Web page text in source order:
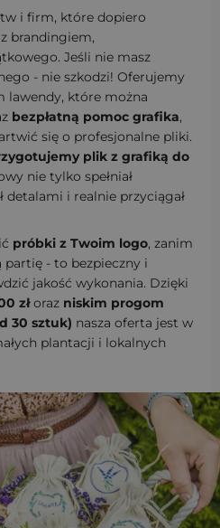
i firm, które dopiero
brandingiem,
Jeśli nie masz
- nie szkodzi! Oferujemy
które można
bezpłatną pomoc grafika,
się o profesjonalne pliki.
plik z grafiką do
nie tylko spełniał
detalami i realnie przyciągał
próbki z Twoim logo, zanim
partię - to bezpieczny i
jakość wykonania. Dzięki
złoraz niskim progom
30 sztuk) nasza oferta jest w
plantacji i lokalnych